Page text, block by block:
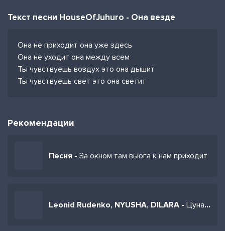
Текст песни HouseOfJuhuro - Она везде
Она не приходит она уже здесь
Она не уходит она между всем
Ты чувствуешь воздух это она дышит
Ты чувствуешь свет это она светит
Рекомендации
Песня - За окном там вьюга к нам приходит
Leonid Rudenko, NYUSHA, DILARA - Цунами